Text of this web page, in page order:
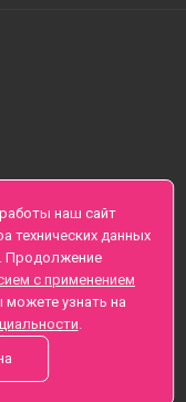
наш сайт
технических данных
Продолжение
с применением
узнать на
.